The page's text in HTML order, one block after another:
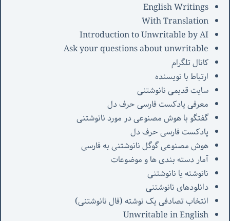
English Writings
With Translation
Introduction to Unwritable by AI
Ask your questions about unwritable
کانال تلگرام
ارتباط با نویسنده
سایت قدیمی نانوشتنی
معرفی پادکست فارسی حرف دل
گفتگو با هوش مصنوعی در مورد نانوشتنی
پادکست فارسی حرف دل
هوش مصنوعی گوگل نانوشتنی به فارسی
آمار دسته بندی ها و موضوعات
نانوشته یا نانوشتنی
دانلودهای نانوشتنی
انتخاب تصادفی یک نوشته (فال نانوشتنی)
Unwritable in English